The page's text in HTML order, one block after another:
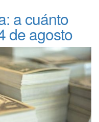
a cuánto
de agosto